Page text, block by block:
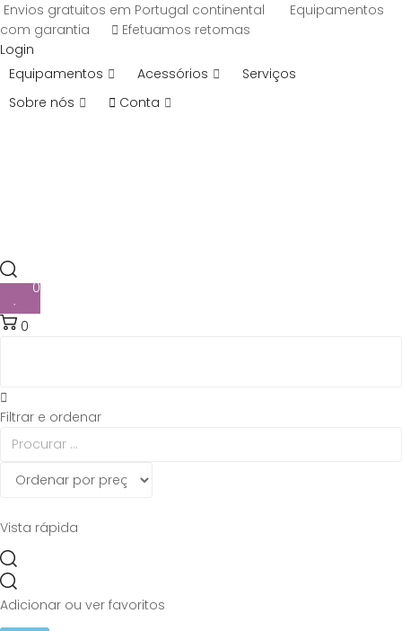
Envios gratuitos em Portugal continental
Equipamentos
com garantia
Efetuamos retomas
Login
Equipamentos
Acessórios
Serviços
Sobre nós
Conta
0
0
Filtrar e ordenar
Vista rápida
Adicionar ou ver favoritos